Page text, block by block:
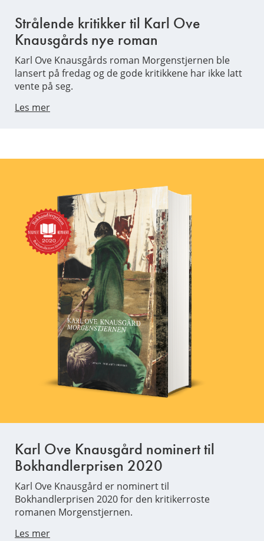
Strålende kritikker til Karl Ove
Knausgårds nye roman
Karl Ove Knausgårds roman Morgenstjernen ble
lansert på fredag og de gode kritikkene har ikke latt
vente på seg.
Les mer
Karl Ove Knausgård nominert til
Bokhandlerprisen 2020
Karl Ove Knausgård er nominert til
Bokhandlerprisen 2020 for den kritikerroste
romanen Morgenstjernen.
Les mer